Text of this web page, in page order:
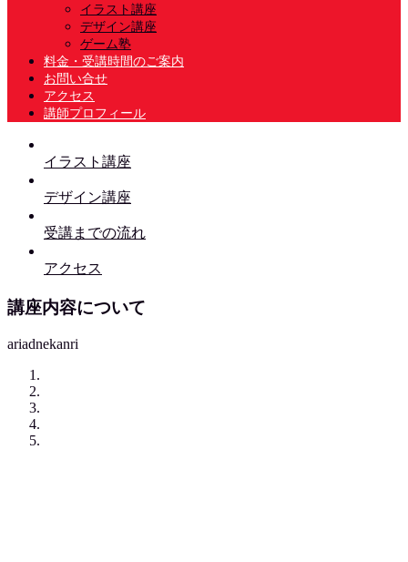
イラスト講座
デザイン講座
ゲーム塾
料金・受講時間のご案内
お問い合せ
アクセス
講師プロフィール
イラスト講座
デザイン講座
受講までの流れ
アクセス
講座内容について
ariadnekanri